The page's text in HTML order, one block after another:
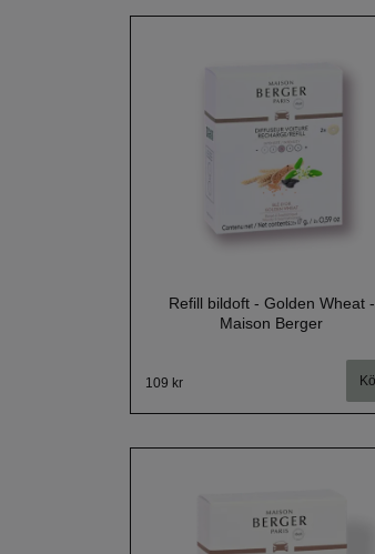
Refill bildoft - Golden Wheat -
Maison Berger
109 kr